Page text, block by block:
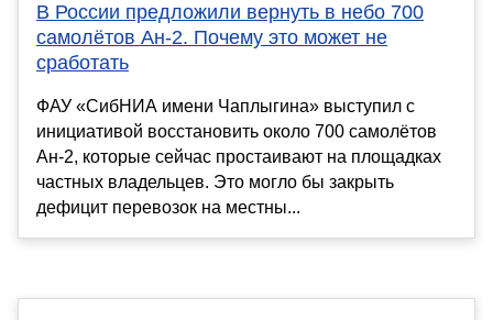
В России предложили вернуть в небо 700
самолётов Ан-2. Почему это может не
сработать
ФАУ «СибНИА имени Чаплыгина» выступил с
инициативой восстановить около 700 самолётов
Ан-2, которые сейчас простаивают на площадках
частных владельцев. Это могло бы закрыть
дефицит перевозок на местны...